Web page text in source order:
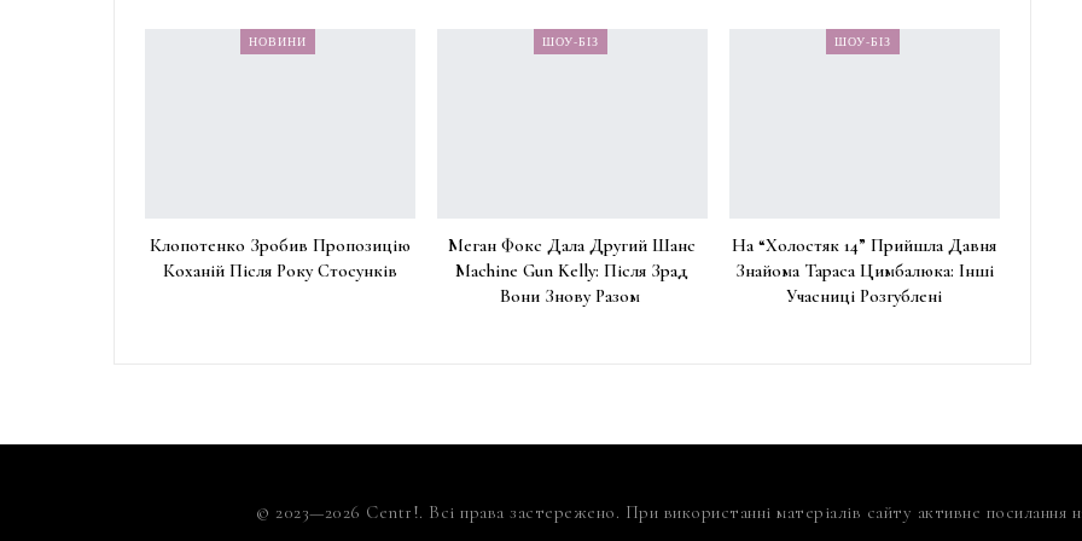
НОВИНИ
Клопотенко Зробив Пропозицію
Коханій Після Року Стосунків
ШОУ-БІЗ
Меган Фокс Дала Другий Шанс
Machine Gun Kelly: Після Зрад
Вони Знову Разом
ШОУ-БІЗ
На “Холостяк 14” Прийшла Давня
Знайома Тараса Цимбалюка: Інші
Учасниці Розгублені
© 2023—2026 Centr!. Всі права застережено. При використанні матеріалів сайту активне посилання